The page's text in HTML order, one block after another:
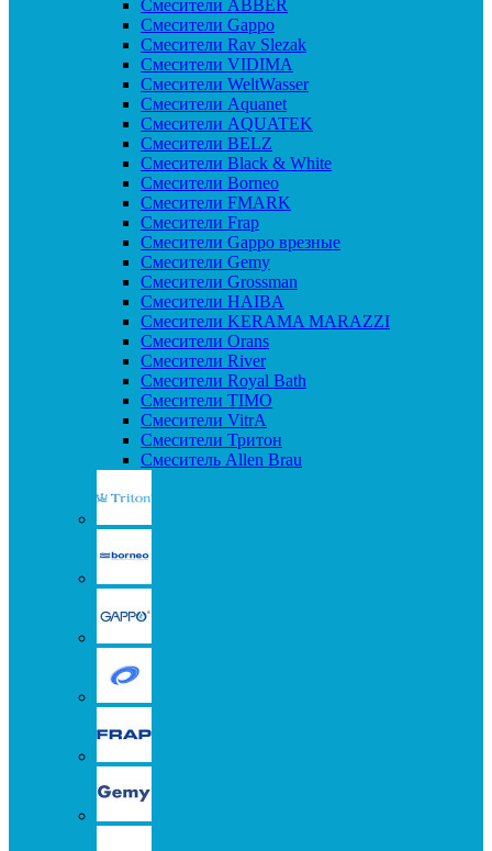
Cмесители ABBER
Cмесители Gappo
Cмесители Rav Slezak
Cмесители VIDIMA
Cмесители WeltWasser
Смесители Aquanet
Смесители AQUATEK
Смесители BELZ
Смесители Black & White
Смесители Borneo
Смесители FMARK
Смесители Frap
Смесители Gappo врезные
Смесители Gemy
Смесители Grossman
Смесители HAIBA
Смесители KERAMA MARAZZI
Смесители Orans
Смесители River
Смесители Royal Bath
Смесители TIMO
Смесители VitrA
Смесители Тритон
Смеситель Allen Brau